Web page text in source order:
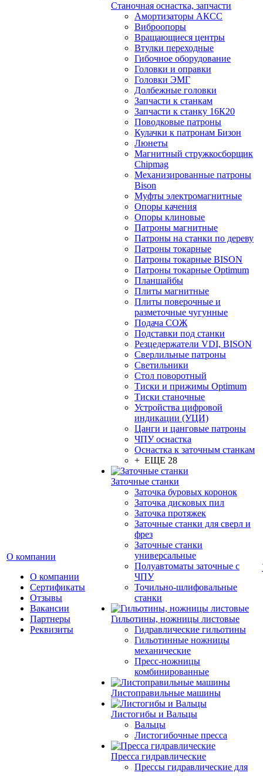
О компании
О компании
Сертификаты
Отзывы
Вакансии
Партнеры
Реквизиты
Станочная оснастка, запчасти
Амортизаторы АКСС
Виброопоры
Вращающиеся центры
Втулки переходные
Гибочное оборудование
Головки и оправки
Головки ЭМГ
Долбежные головки
Запчасти к станкам
Запчасти к станку 16К20
Поводковые патроны
Кулачки к патронам Бизон
Люнеты
Магнитный стружкосборщик
Chipmag
Механизированные патроны
Bison
Муфты электромагнитные
Опоры качения
Опоры клиновые
Патроны магнитные
Патроны на станки по дереву
Патроны токарные
Патроны токарные BISON
Патроны токарные Optimum
Планшайбы
Плиты магнитные
Плиты поверочные и
разметочные чугунные
Подача СОЖ
Подставки под станки
Резцедержатели VDI, BISON
Сверлильные патроны
Светильники
Стол поворотный
Тиски и прижимы Optimum
Тиски станочные
Устройства цифровой
индикации (УЦИ)
Цанги и цанговые патроны
ЧПУ оснастка
Оснастка к заточным станкам
+ ЕЩЕ 28
Заточные станки
Заточка буровых коронок
Заточка дисковых пил
Заточка протяжек
Заточные станки для сверл и
фрез
Заточные станки
универсальные
Полуавтоматы заточные с
ЧПУ
Точильно-шлифовальные
станки
Гильотины, ножницы листовые
Гидравлические гильотины
Гильотинные ножницы
механические
Пресс-ножницы
комбинированные
Листоправильные машины
Листогибы и Вальцы
Вальцы
Листогибочные пресса
Пресса гидравлические
Прессы гидравлические для